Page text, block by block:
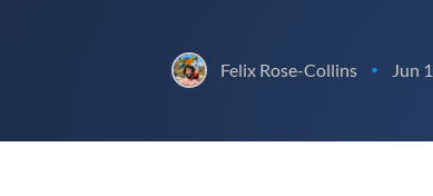
Felix Rose-Collins • Jun